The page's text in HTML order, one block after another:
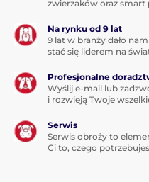
zwierzaków oraz
Na rynku od 9 lat
9 lat w branży dało
stać się liderem na
Profesjonalne
Wyślij e-mail lub
i rozwieją Twoje
Serwis
Serwis obroży to
Ci to, czego